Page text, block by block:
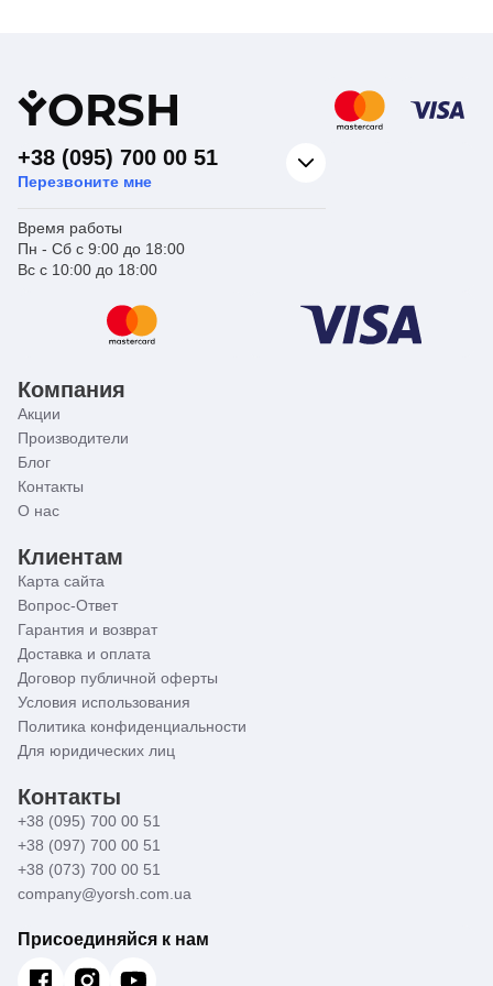
YORSH
+38 (095) 700 00 51
Перезвоните мне
Время работы
Пн - Сб с 9:00 до 18:00
Вс с 10:00 до 18:00
Компания
Акции
Производители
Блог
Контакты
О нас
Клиентам
Карта сайта
Вопрос-Ответ
Гарантия и возврат
Доставка и оплата
Договор публичной оферты
Условия использования
Политика конфиденциальности
Для юридических лиц
Контакты
+38 (095) 700 00 51
+38 (097) 700 00 51
+38 (073) 700 00 51
company@yorsh.com.ua
Присоединяйся к нам